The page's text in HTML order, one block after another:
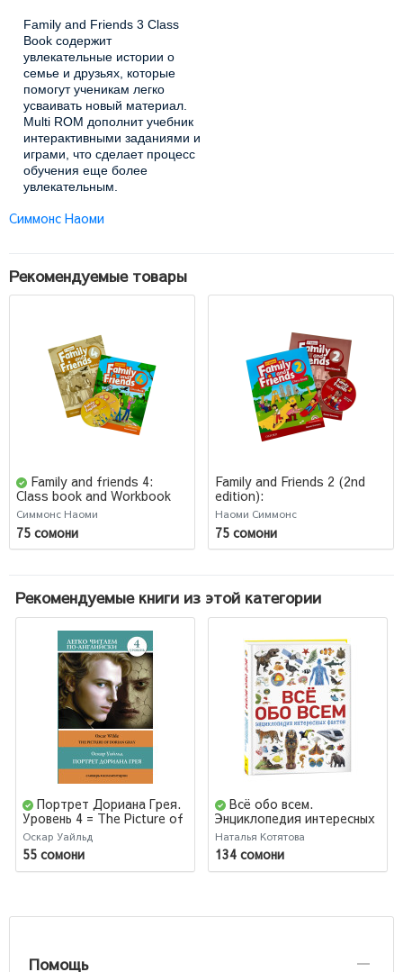
Family and Friends 3 Class
Book содержит
увлекательные истории о
семье и друзьях, которые
помогут ученикам легко
усваивать новый материал.
Multi ROM дополнит учебник
интерактивными заданиями и
играми, что сделает процесс
обучения еще более
увлекательным.
Рабочая тетрадь с CD
упражнения. Авторы
Дрисколл Лиз и Тэмзин
материал, который поможет
школьникам достичь высоких
результатов в изучении
английского языка.
Не упустите возможность
приобрести этот
ему эффективное изучение
английского языка. Family
and Friends 3 - это надежный
помощник на пути к
владению английским
Симмонс Наоми
Рекомендуемые товары
Family and friends 4:
Class book and Workbook
Симмонс Наоми
75 сомони
Family and Friends 2 (2nd
edition):
Учебник+Тетрадь+CD
Наоми Симмонс
75 сомони
Рекомендуемые книги из этой категории
Портрет Дориана Грея.
Уровень 4 = The Picture of
Dorian Gray
Оскар Уайльд
55 сомони
Всё обо всем.
Энциклопедия интересных
фактов
Наталья Котятова
134 сомони
Помощь